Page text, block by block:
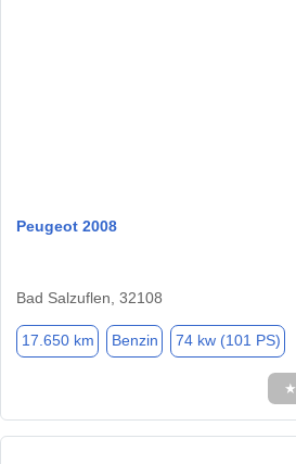
Peugeot 2008
Bad Salzuflen, 32108
17.650 km Benzin 74 kw (101 PS)
★